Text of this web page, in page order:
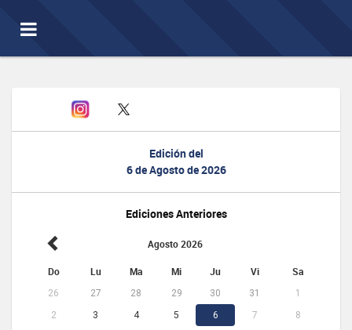
Toggle
navigation
Edición del
6 de Agosto de 2026
Ediciones Anteriores
Agosto 2026
Do Lu Ma Mi Ju Vi Sa
26 27 28 29 30 31
1
2
3 4 5 6 7
8